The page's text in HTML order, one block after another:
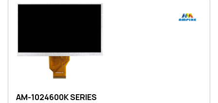
AM-1024600K SERIES